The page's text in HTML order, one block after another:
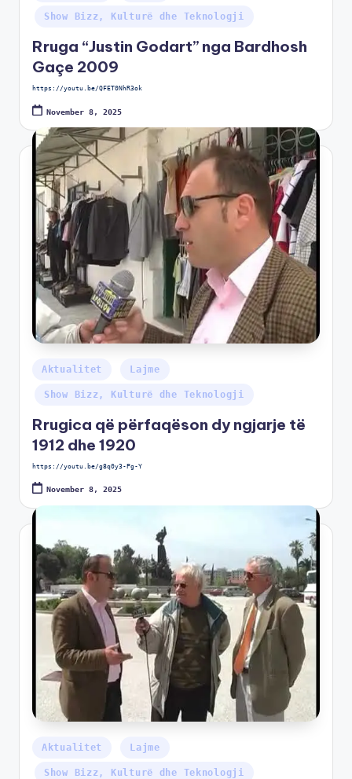
Show Bizz, Kulturë dhe Teknologji
Rruga “Justin Godart” nga Bardhosh
Gaçe 2009
https://youtu.be/QFET0NhR3ok
November 8, 2025
Aktualitet Lajme
Show Bizz, Kulturë dhe Teknologji
Rrugica që përfaqëson dy ngjarje të
1912 dhe 1920
https://youtu.be/g8q0y3-Pg-Y
November 8, 2025
Aktualitet Lajme
Show Bizz, Kulturë dhe Teknologji